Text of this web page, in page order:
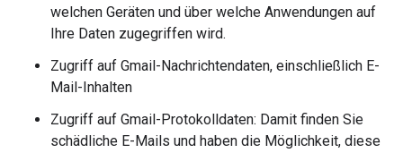
welchen Geräten und über welche Anwendungen auf
Ihre Daten zugegriffen wird.
Zugriff auf Gmail-Nachrichtendaten, einschließlich E-
Mail-Inhalten
Zugriff auf Gmail-Protokolldaten: Damit finden Sie
schädliche E-Mails und haben die Möglichkeit, diese